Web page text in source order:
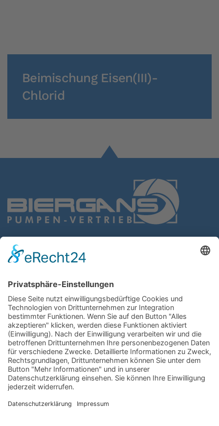
Beimischung Eisen(III)-
Chlorid
Pumpen-Vertrieb GmbH
Gießereistr. 4
47053 Duisburg
Routenplaner
02036 44 66
02036 44 94
service@biergans.com